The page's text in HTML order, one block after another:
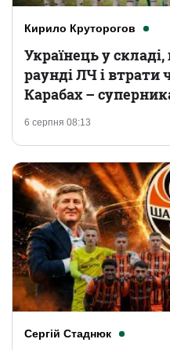
Кирило Круторогов
6 серпня 08:13
Українець у
раунді ЛЧ і втрати
Карабах –
Сергій Стаднюк